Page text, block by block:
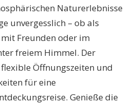
Naturerlebnisse
unvergesslich – ob als
Freunden oder im
freiem Himmel. Der
Öffnungszeiten und
für eine
Genieße die